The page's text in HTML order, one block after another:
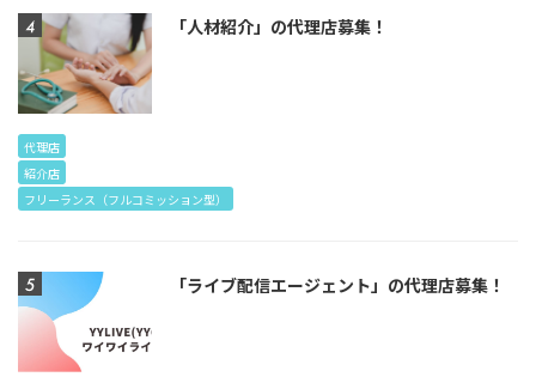
「人材紹介」の代理店募集！
代理店
紹介店
フリーランス（フルコミッション型）
「ライブ配信エージェント」の代理店募集！